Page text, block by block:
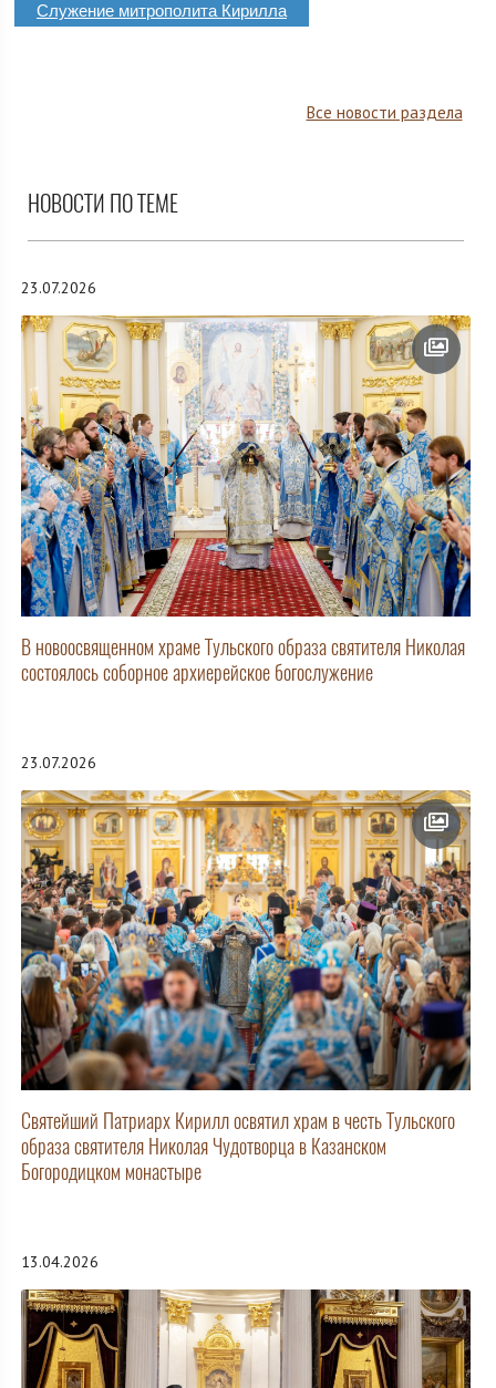
Служение митрополита Кирилла
Все новости раздела
НОВОСТИ ПО ТЕМЕ
23.07.2026
В новоосвященном храме Тульского образа святителя Николая
состоялось соборное архиерейское богослужение
23.07.2026
Святейший Патриарх Кирилл освятил храм в честь Тульского
образа святителя Николая Чудотворца в Казанском
Богородицком монастыре
13.04.2026